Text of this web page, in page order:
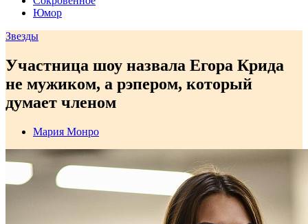
Юмор
Звезды
Участница шоу назвала Егора Крида
не мужиком, а рэпером, который
думает членом
Мария Монро